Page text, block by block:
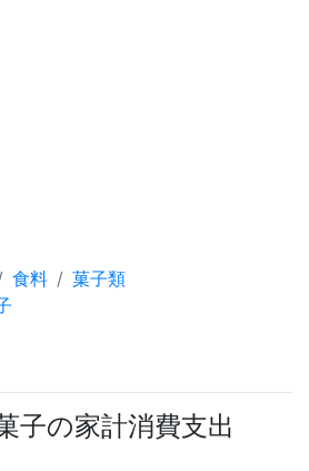
食料
菓子類
子の家計消費支出